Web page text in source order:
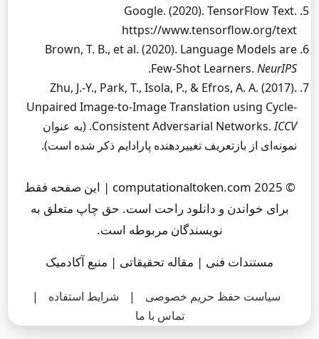
Google. (2020). TensorFlow Text.
https://www.tensorflow.org/text
Brown, T. B., et al. (2020). Language Models are
Few-Shot Learners. NeurIPS
.
Zhu, J.-Y., Park, T., Isola, P., & Efros, A. A. (2017).
Unpaired Image-to-Image Translation using Cycle-
Consistent Adversarial Networks.ICCV
. (به عنوان
نمونه‌ای از بازتعریف تغییردهنده پارادایم ذکر شده است).
© 2025 computationaltoken.com | این صفحه فقط
برای خواندن و دانلود راحت است. حق چاپ متعلق به
نویسندگان مربوطه است.
مستندات فنی | مقاله تحقیقاتی | منبع آکادمیک
سیاست حفظ حریم خصوصی | شرایط استفاده
|
تماس با ما